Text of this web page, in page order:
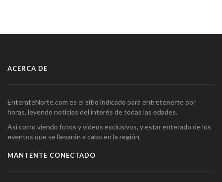
ACERCA DE
EnterateNorte.com es el sitio indicado para entretenerte por
horas, leyendo noticias del interés de todas las edades.
Así como viendo fotos y videos exclusivos, y estar enterado de los
eventos que se llevarán a cabo en la región.
MANTENTE CONECTADO